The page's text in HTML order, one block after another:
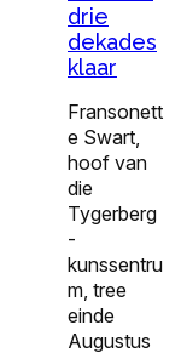
drie
dekades
klaar
Fransonett
e Swart,
hoof van
die
Tygerberg
-
kunssentru
m, tree
einde
Augustus